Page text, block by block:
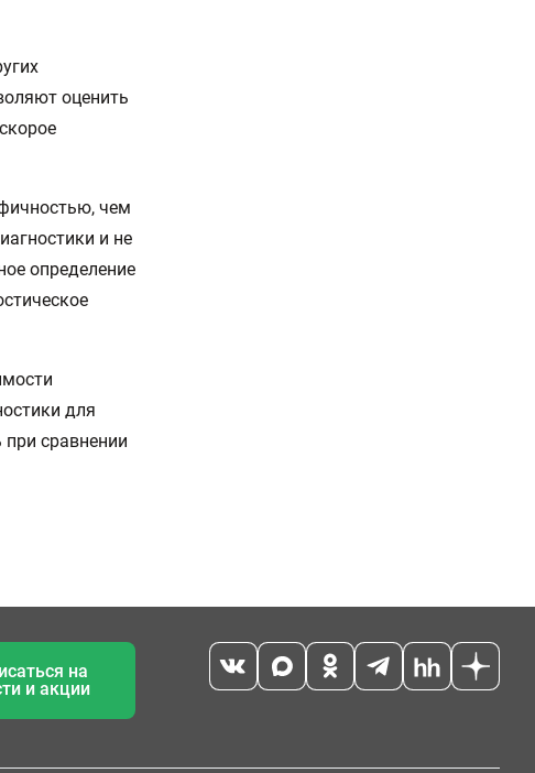
оценить
чем
и не
определение
для
сравнении
на
и акции